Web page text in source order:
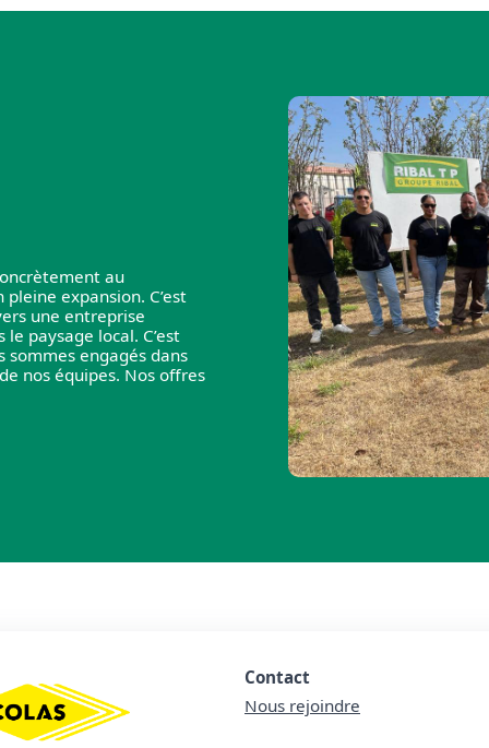
au
expansion. C’est
une entreprise
paysage local. C’est
engagés dans
nos équipes. Nos offres
Contact
Nous rejoindre